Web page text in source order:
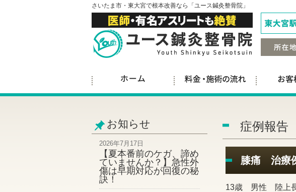
さいたま市・東大宮で根本改善なら「ユース鍼灸整骨院」
お知らせ
2026年7月17日
【夏本番前のケガ、諦め
ていませんか？】急性外
傷は早期対応が回復の秘
訣！
症例報
膝痛 治療
13歳 男性 陸上